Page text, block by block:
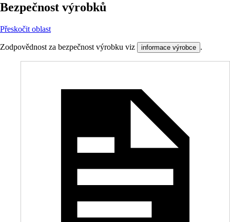
Bezpečnost výrobků
Přeskočit oblast
Zodpovědnost za bezpečnost výrobku viz informace výrobce .